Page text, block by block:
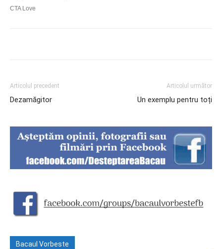
Articolul precedent
Dezamăgitor
Articolul următor
Un exemplu pentru toți
Bacaul Vorbeste